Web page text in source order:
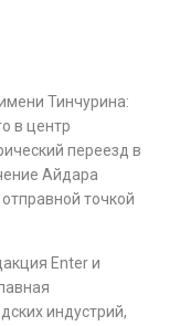
Тинчурина:
в центр
переезд в
Айдара
точкой
Enter и
индустрий,